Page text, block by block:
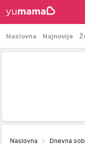
Naslovna Najnovije
Naslovna Dnevna